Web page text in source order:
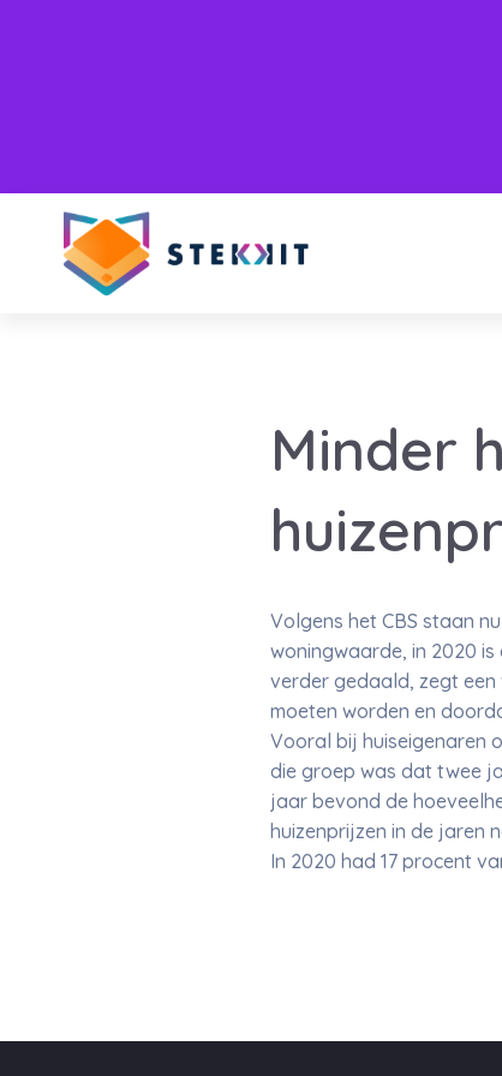
Minder
Volgens het CBS staan
woningwaarde, in 2020
verder gedaald, zegt
moeten worden en
Vooral bij huiseigenaren
die groep was dat twee
jaar bevond de
huizenprijzen in de jaren
In 2020 had 17 procent